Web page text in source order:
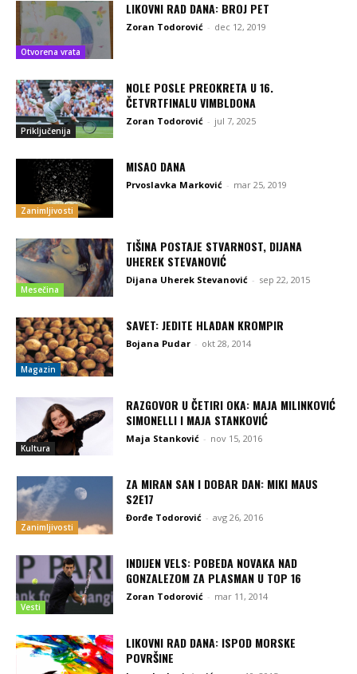
Otvorena vrata
LIKOVNI RAD DANA: BROJ PET
Zoran Todorović - dec 12, 2019
Priključenija
NOLE POSLE PREOKRETA U 16.
ČETVRTFINALU VIMBLDONA
Zoran Todorović - jul 7, 2025
Zanimljivosti
MISAO DANA
Prvoslavka Marković - mar 25, 2019
Mesečina
TIŠINA POSTAJE STVARNOST, DIJANA
UHEREK STEVANOVIĆ
Dijana Uherek Stevanović - sep 22, 2015
Magazin
SAVET: JEDITE HLADAN KROMPIR
Bojana Pudar - okt 28, 2014
Kultura
RAZGOVOR U ČETIRI OKA: MAJA MILINKOVIĆ
SIMONELLI I MAJA STANKOVIĆ
Maja Stanković - nov 15, 2016
Zanimljivosti
ZA MIRAN SAN I DOBAR DAN: MIKI MAUS
S2E17
Đorđe Todorović - avg 26, 2016
Vesti
INDIJEN VELS: POBEDA NOVAKA NAD
GONZALEZOM ZA PLASMAN U TOP 16
Zoran Todorović - mar 11, 2014
LIKOVNI RAD DANA: ISPOD MORSKE
POVRŠINE